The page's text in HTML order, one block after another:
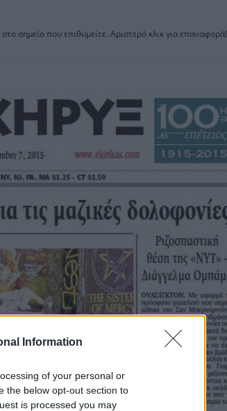
Information
of your personal or
the below opt-out section to
is processed you may
στο σημείο που επιθυμείτε. Αριστερό κλικ για επαναφορά!